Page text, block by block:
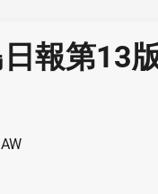
報第13
AW